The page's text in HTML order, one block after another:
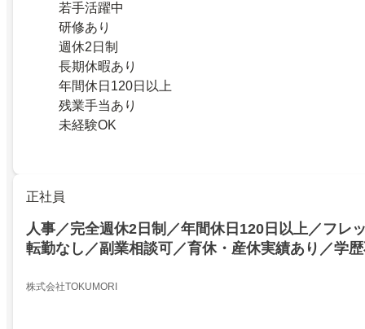
若手活躍中
研修あり
週休2日制
長期休暇あり
年間休日120日以上
残業手当あり
未経験OK
正社員
人事／完全週休2日制／年間休日120日以上／フレ
転勤なし／副業相談可／育休・産休実績あり／学
株式会社TOKUMORI